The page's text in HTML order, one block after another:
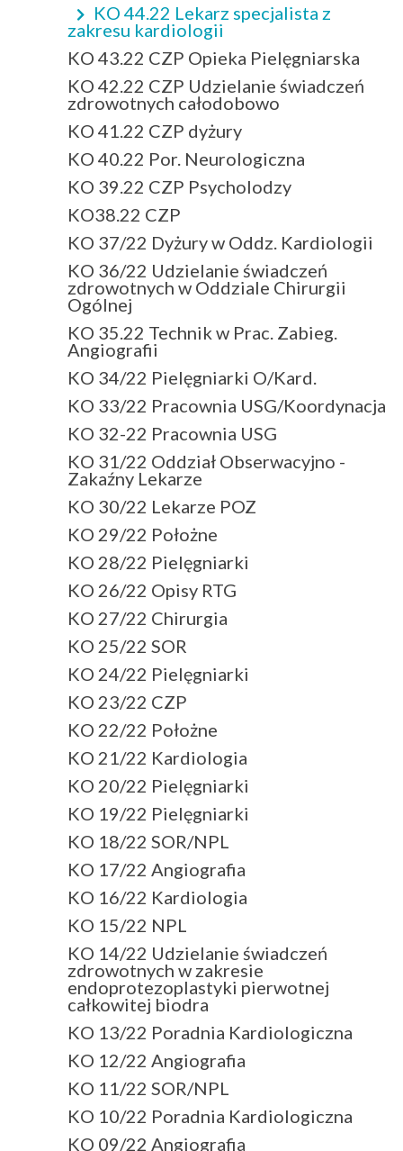
KO 44.22 Lekarz specjalista z
zakresu kardiologii
KO 43.22 CZP Opieka Pielęgniarska
KO 42.22 CZP Udzielanie świadczeń
zdrowotnych całodobowo
KO 41.22 CZP dyżury
KO 40.22 Por. Neurologiczna
KO 39.22 CZP Psycholodzy
KO38.22 CZP
KO 37/22 Dyżury w Oddz. Kardiologii
KO 36/22 Udzielanie świadczeń
zdrowotnych w Oddziale Chirurgii
Ogólnej
KO 35.22 Technik w Prac. Zabieg.
Angiografii
KO 34/22 Pielęgniarki O/Kard.
KO 33/22 Pracownia USG/Koordynacja
KO 32-22 Pracownia USG
KO 31/22 Oddział Obserwacyjno -
Zakaźny Lekarze
KO 30/22 Lekarze POZ
KO 29/22 Położne
KO 28/22 Pielęgniarki
KO 26/22 Opisy RTG
KO 27/22 Chirurgia
KO 25/22 SOR
KO 24/22 Pielęgniarki
KO 23/22 CZP
KO 22/22 Położne
KO 21/22 Kardiologia
KO 20/22 Pielęgniarki
KO 19/22 Pielęgniarki
KO 18/22 SOR/NPL
KO 17/22 Angiografia
KO 16/22 Kardiologia
KO 15/22 NPL
KO 14/22 Udzielanie świadczeń
zdrowotnych w zakresie
endoprotezoplastyki pierwotnej
całkowitej biodra
KO 13/22 Poradnia Kardiologiczna
KO 12/22 Angiografia
KO 11/22 SOR/NPL
KO 10/22 Poradnia Kardiologiczna
KO 09/22 Angiografia